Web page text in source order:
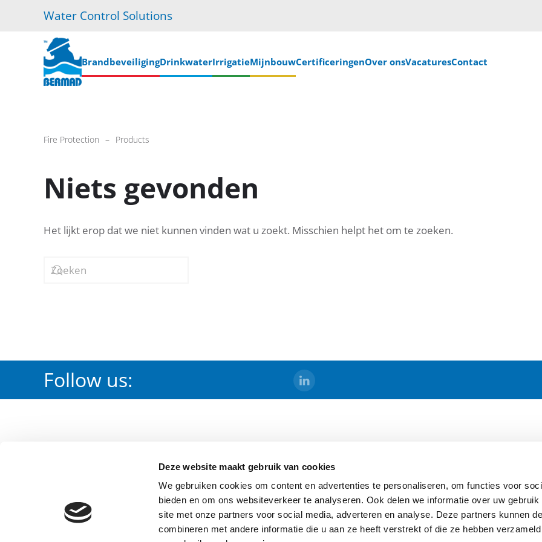
Deze website maakt gebruik van cookies
We gebruiken cookies om content en advertenties te personaliseren, om functies voor
bieden en om ons websiteverkeer te analyseren. Ook delen we informatie over uw gebruik
site met onze partners voor social media, adverteren en analyse. Deze partners kunnen
combineren met andere informatie die u aan ze heeft verstrekt of die ze hebben
main
content
Water Control Solutions
BrandbeveiligingDrinkwaterIrrigatieMijnbouwCertificeringenOver onsVacaturesContact
Fire Protection Products
Niets gevonden
Het lijkt erop dat we niet kunnen vinden wat u zoekt. Misschien helpt het om te zoeken.
Follow us:
Fire Protection
Certifications
Waterleiding
Brandbeveiliging
Algemene Voorwaarden
Sitemap